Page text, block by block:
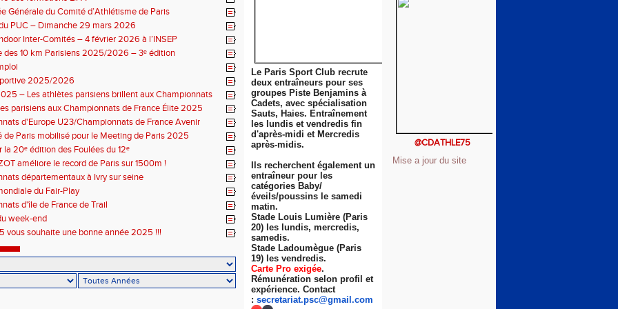
Générale du Comité d’Athlétisme de Paris
PUC – Dimanche 29 mars 2026
Inter-Comités – 4 février 2026 à l’INSEP
des 10 km Parisiens 2025/2026 – 3ᵉ édition
2025/2026
– Les athlètes parisiens brillent aux Championnats
Éliteparisiens aux Championnats de France Élite 2025
d'Europe U23/Championnats de France Avenir
de Paris mobilisé pour le Meeting de Paris 2025
la 20ᵉ édition des Foulées du 12ᵉ
améliore le record de Paris sur 1500m !
départementaux à Ivry sur seine
du Fair-Play
d'île de France de Trail
week-end
vous souhaite une bonne année 2025 !!!
Le Paris Sport Club recrute
deux entraîneurs pour ses
groupes Piste Benjamins à
Cadets, avec spécialisation
Sauts, Haies. Entraînement
les lundis et vendredis fin
d'après-midi et Mercredis
après-midis.
Ils recherchent également un
entraîneur pour les
catégories Baby/
éveils/poussins le samedi
matin.
Stade Louis Lumière (Paris
20) les lundis, mercredis,
samedis.
Stade Ladoumègue (Paris
19) les vendredis.
Carte Pro exigée.
Rémunération selon profil et
expérience. Contact
: secretariat.psc@gmail.com
@CDATHLE75
Mise a jour du site